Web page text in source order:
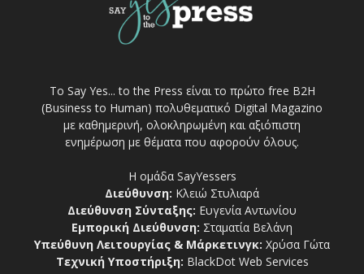
Το Say Yes... to the Press είναι το πρώτο free Β2Η
(Business to Human) πολυθεματικό Digital Magazino
με καθημερινή, ολοκληρωμένη και αξιόπιστη
ενημέρωση με θέματα που αφορούν όλους.
Η ομάδα SayYessers
Διεύθυνση: Κλειώ Στυλιαρά
Διεύθυνση Σύνταξης: Ευγενία Αντωνίου
Εμπορική Διεύθυνση: Σταματία Βελάνη
Υπεύθυνη Λειτουργίας & Μάρκετινγκ: Χρύσα Γώτα
Τεχνική Υποστήριξη: BlackDot Web Services